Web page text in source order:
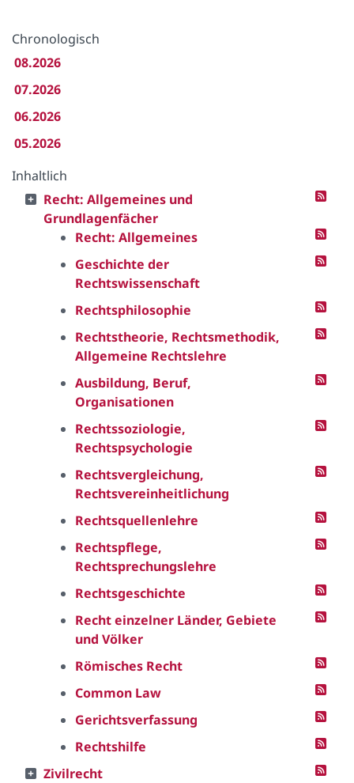
Chronologisch
08.2026
07.2026
06.2026
05.2026
Inhaltlich
Recht: Allgemeines und
Grundlagenfächer
Recht: Allgemeines
Geschichte der
Rechtswissenschaft
Rechtsphilosophie
Rechtstheorie, Rechtsmethodik,
Allgemeine Rechtslehre
Ausbildung, Beruf,
Organisationen
Rechtssoziologie,
Rechtspsychologie
Rechtsvergleichung,
Rechtsvereinheitlichung
Rechtsquellenlehre
Rechtspflege,
Rechtsprechungslehre
Rechtsgeschichte
Recht einzelner Länder, Gebiete
und Völker
Römisches Recht
Common Law
Gerichtsverfassung
Rechtshilfe
Zivilrecht